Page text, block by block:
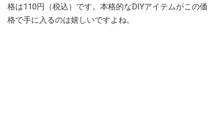
格は110円（税込）です。本格的なDIYアイテムがこの価
格で手に入るのは嬉しいですよね。